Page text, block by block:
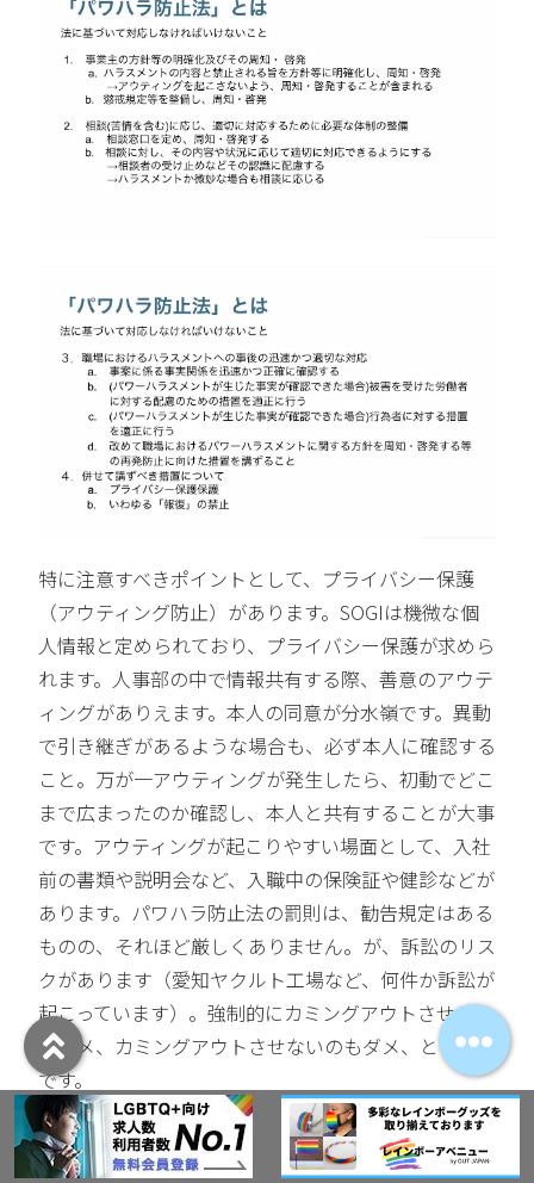
特に注意すべきポイントとして、プライバシー保護
（アウティング防止）があります。SOGIは機微な個
人情報と定められており、プライバシー保護が求めら
れます。人事部の中で情報共有する際、善意のアウテ
ィングがありえます。本人の同意が分水嶺です。異動
で引き継ぎがあるような場合も、必ず本人に確認する
こと。万が一アウティングが発生したら、初動でどこ
まで広まったのか確認し、本人と共有することが大事
です。アウティングが起こりやすい場面として、入社
前の書類や説明会など、入職中の保険証や健診などが
あります。パワハラ防止法の罰則は、勧告規定はある
ものの、それほど厳しくありません。が、訴訟のリス
クがあります（愛知ヤクルト工場など、何件か訴訟が
起こっています）。強制的にカミングアウトさせるの
もダメ、カミングアウトさせないのもダメ、とのこと
です。